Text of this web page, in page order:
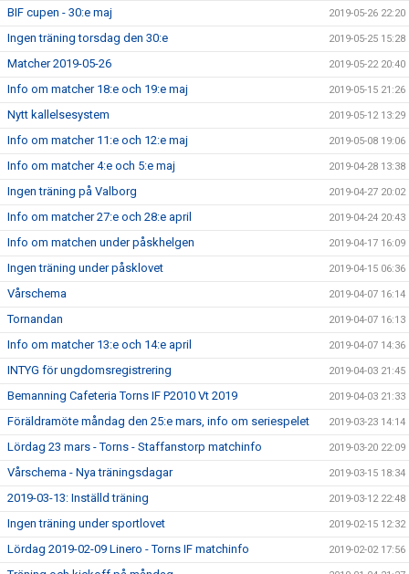
BIF cupen - 30:e maj 2019-05-26 22:20
Ingen träning torsdag den 30:e 2019-05-25 15:28
Matcher 2019-05-26 2019-05-22 20:40
Info om matcher 18:e och 19:e maj 2019-05-15 21:26
Nytt kallelsesystem 2019-05-12 13:29
Info om matcher 11:e och 12:e maj 2019-05-08 19:06
Info om matcher 4:e och 5:e maj 2019-04-28 13:38
Ingen träning på Valborg 2019-04-27 20:02
Info om matcher 27:e och 28:e april 2019-04-24 20:43
Info om matchen under påskhelgen 2019-04-17 16:09
Ingen träning under påsklovet 2019-04-15 06:36
Vårschema 2019-04-07 16:14
Tornandan 2019-04-07 16:13
Info om matcher 13:e och 14:e april 2019-04-07 14:36
INTYG för ungdomsregistrering 2019-04-03 21:45
Bemanning Cafeteria Torns IF P2010 Vt 2019 2019-04-03 21:33
Föräldramöte måndag den 25:e mars, info om seriespelet 2019-03-23 14:14
Lördag 23 mars - Torns - Staffanstorp matchinfo 2019-03-20 22:09
Vårschema - Nya träningsdagar 2019-03-15 18:34
2019-03-13: Inställd träning 2019-03-12 22:48
Ingen träning under sportlovet 2019-02-15 12:32
Lördag 2019-02-09 Linero - Torns IF matchinfo 2019-02-02 17:56